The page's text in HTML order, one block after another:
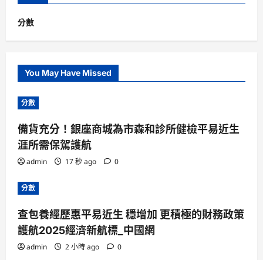
分數
You May Have Missed
分數
備貨充分！銀座商城為市森和診所健檢平易近生
涯所需保駕護航
admin 17 秒 ago 0
分數
查包養經歷惠平易近生 穩增加 更積極的財務政策
護航2025經濟新航標_中國網
admin 2 小時 ago 0